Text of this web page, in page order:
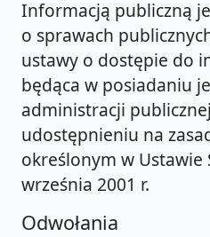
Informacją publiczną
o sprawach
ustawy o dostępie do
będąca w posiadaniu
administracji
udostępnieniu na
określonym w Ustawie
września 2001 r.
Odwołania